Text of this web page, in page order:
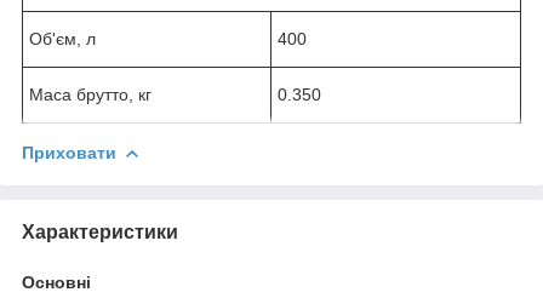
Об'єм, л 400
Маса брутто, кг 0.350
Приховати
Характеристики
Основні